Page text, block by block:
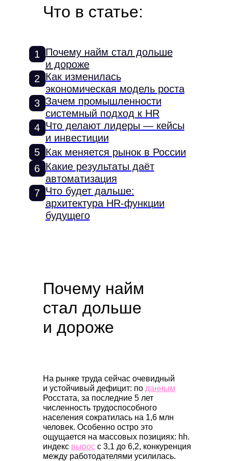
Что в статье:
1 Почему найм стал дольше
и дороже
2 Как изменилась
экономическая модель роста
3 Зачем промышленности
системный подход к HR
4 Что делают лидеры — кейсы
и инвестиции
5 Как меняется рынок в России
6 Какие результаты даёт
автоматизация
7 Что будет дальше:
архитектура HR-функции
будущего
Почему найм
стал дольше
и дороже
На рынке труда сейчас очевидный
и устойчивый дефицит: по данным
Росстата, за последние 5 лет
численность трудоспособного
населения сократилась на 1,6 млн
человек. Особенно остро это
ощущается на массовых позициях: hh.
индекс вырос с 3,1 до 6,2, конкуренция
между работодателями усилилась.